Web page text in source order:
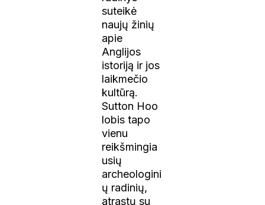
suteikė
naujų žinių
apie
Anglijos
istoriją ir jos
laikmečio
kultūrą.
Sutton Hoo
lobis tapo
vienu
reikšmingia
usių
archeologini
ų radinių,
atrastų su